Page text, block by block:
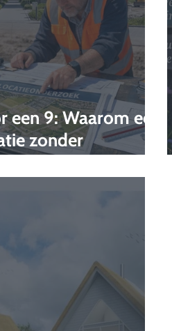
9: Waarom een
zonder
een gemiste